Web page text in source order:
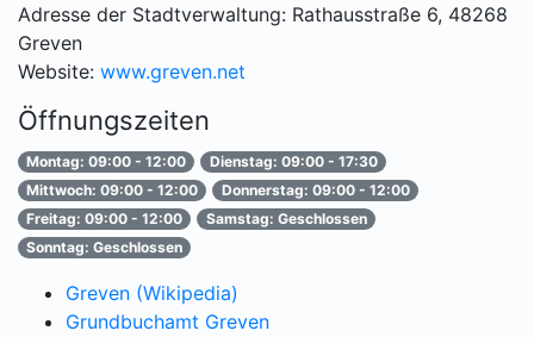
Adresse der Stadtverwaltung: Rathausstraße 6, 48268
Greven
Website: www.greven.net
Öffnungszeiten
Montag: 09:00 - 12:00
Dienstag: 09:00 - 17:30
Mittwoch: 09:00 - 12:00
Donnerstag: 09:00 - 12:00
Freitag: 09:00 - 12:00
Samstag: Geschlossen
Sonntag: Geschlossen
Greven (Wikipedia)
Grundbuchamt Greven